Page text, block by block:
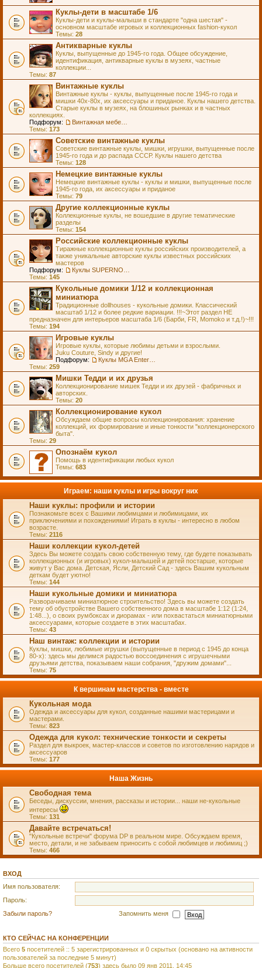
Куклы-дети в масштабе 1/6
Куклы-дети и куклы-малыши в стандарте "одна шестая" -
основном масштабе игровых и коллекционных fashion-кукол
Темы: 28
Антикварные куклы
Куклы, выпущенные до 1945-го года. Общее обсуждение,
идентификация, антикварные куклы в музеях, частные
коллекции...
Темы: 87
Винтажные куклы
Винтажные куклы - куклы, выпущенные после 1945-го года и
мишки 40х-80х, их аксессуары и приданое. Куклы нашего детства.
Старые куклы в музеях, на блошиных рынках и в частных
коллекциях.
Подфорум:
Темы: 173
Советские винтажные куклы
Советские винтажные куклы, мишки, игрушки, выпущенные после
1945-го года и до распада СССР. Куклы нашего детства
Темы: 128
Немецкие винтажные куклы
Немецкие винтажные куклы - куклы и мишки, выпущенные после
1945-го года, их аксессуары и приданое
Темы: 79
Другие коллекционные куклы
Коллекционные куклы, не вошедшие в другие тематические
разделы
Темы: 154
Российские коллекционные куклы
Тиражные коллекционные куклы российских производителей, а
также уникальные авторские куклы известных российских
мастеров
Подфорум:
Темы: 145
Кукольные домики 1/12 и коллекционная
миниатюра
Традиционные dollhouses - кукольные домики. Классический
масштаб 1/12 и более редкие вариации. !!!~Этот раздел НЕ
предназначен для интерьеров масштаба 1/6 (Барби, FR, Momoko и т.д.!)~!!!
Темы: 194
Игровые куклы
Игровые куклы, которые любимы детьми и взрослыми.
Juku Couture, Sindy и другие!
Подфорум:
Темы: 259
Мишки Тедди и их друзья
Коллекционирование мишек Тедди и их друзей - фабричных и
авторских.
Темы: 20
Коллекционирование кукол
Обсуждаем общие вопросы коллекционирования: хранение
коллекций, их формирование и иные тонкости "коллекционерского
быта".
Темы: 29
Опознаём кукол
Помощь в идентификации любых кукол
Темы: 683
Играем: наши куклы и игры вокруг них
Наши куклы: профили и истории
Познакомьте всех с Вашими любимцами и любимицами, их
приключениями и похождениями! Играть в куклы - интересно в любом
возрасте.
Темы: 2116
Наши коллекции кукол-детей
Здесь Вы можете создать свою собственную тему, где будете показывать
коллекционных (и игровых) кукол-малышей и детей постарше, которые
живут у Вас дома. Детская, Ясли, Детский Сад - здесь Вашим кукольным
деткам будет уютно!
Темы: 144
Наши кукольные домики и миниатюра
Разворачиваем миниатюрное строительство! Здесь вы можете создать
тему об обустройстве Вашего собственного дома в масштабе 1:12 (1:24,
1:48...), о своих румбоксах и диорамах - или похвастаться миниатюрными
аксессуарами, которые создаете в этих масштабах.
Темы: 43
Наш винтаж: коллекции и истории
Куклы, мишки, любимые игрушки (выпущенные в период с 1945 до конца
80-х): здесь мы делимся радостью воссоединения с игрушечными
друзьями детства, показываем наши собрания, "дружим домами"...
Темы: 75
К вершинам мастерства - вместе
Кукольная мода
Одежда и аксессуары для кукол, созданные нашими мастерицами и
мастерами.
Темы: 823
Одежда для кукол: технические тонкости и секреты
Раздел для выкроек, мастер-классов и советов по изготовлению нарядов и
аксессуаров
Темы: 177
Наша Жизнь
Свободная тема
Беседы, дискуссии, мнения, рассказы и истории... наши не-кукольные
интересы
Темы: 131
Давайте встречаться!
"Кукольные встречи" форума DP в реальном мире. Обсуждаем время,
место, детали, и не забываем приносить с собой любимцев и любимиц ;)
Темы: 466
ВХОД
Имя пользователя:
Пароль:
Забыли пароль?
Запомнить меня
КТО СЕЙЧАС НА КОНФЕРЕНЦИИ
Всего 5 посетителей :: 5 зарегистрированных и 0 скрытых (основано на активности
пользователей за последние 5 минут)
Больше всего посетителей (753) здесь было 09 янв 2011, 14:45